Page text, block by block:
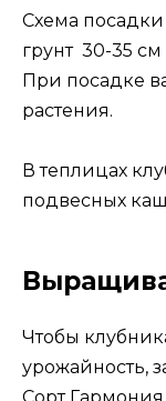
Схема
грунт 30-35 см
При посадке
растения.
В теплицах
подвесных
Чтобы
урожайность,